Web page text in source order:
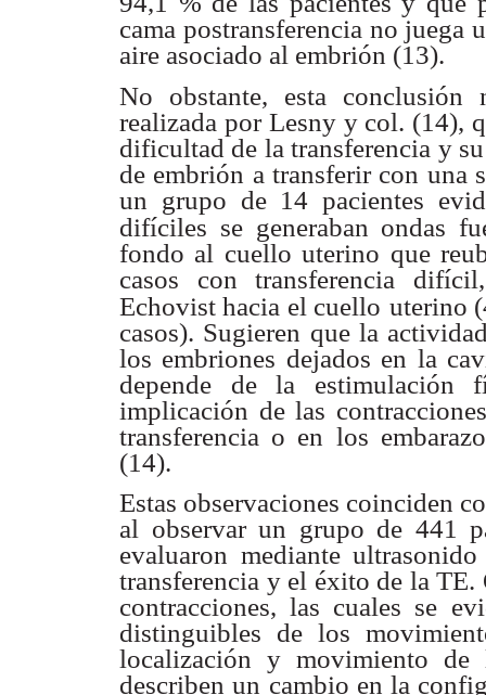
cama postransferencia no juega
aire asociado al embrión (13).
No obstante, esta
realizada por Lesny y col. (14),
dificultad de la transferencia y
de embrión a transferir con una
un grupo de 14 pacientes
difíciles se generaban ondas
fondo al cuellouterino que
casos con transferencia
Echovist hacia el cuello uterino
casos). Sugieren que la
los embriones dejados en la
depende de la
implicación de las
transferencia o en los
(14).
Estas observaciones coinciden
al observar un grupo de 441
evaluaron mediante
transferencia y el éxito de la TE.
contracciones, las cuales se
distinguibles de los
localización y movimiento
describen un cambio en la